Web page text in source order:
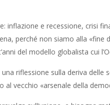
inflazione e recessione, crisi
perché non siamo alla «fine
del modello globalista cui
riflessione sulla deriva delle
al vecchio «arsenale della